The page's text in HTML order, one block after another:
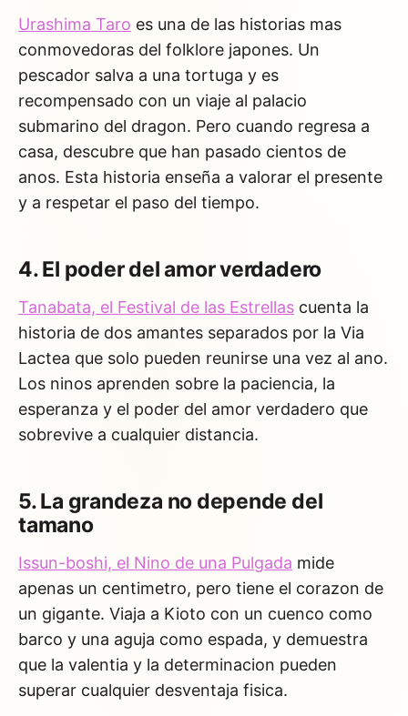
Urashima Taro es una de las historias mas
conmovedoras del folklore japones. Un
pescador salva a una tortuga y es
recompensado con un viaje al palacio
submarino del dragon. Pero cuando regresa a
casa, descubre que han pasado cientos de
anos. Esta historia enseña a valorar el presente
y a respetar el paso del tiempo.
4. El poder del amor verdadero
Tanabata, el Festival de las Estrellas cuenta la
historia de dos amantes separados por la Via
Lactea que solo pueden reunirse una vez al ano.
Los ninos aprenden sobre la paciencia, la
esperanza y el poder del amor verdadero que
sobrevive a cualquier distancia.
5. La grandeza no depende del
tamano
Issun-boshi, el Nino de una Pulgada mide
apenas un centimetro, pero tiene el corazon de
un gigante. Viaja a Kioto con un cuenco como
barco y una aguja como espada, y demuestra
que la valentia y la determinacion pueden
superar cualquier desventaja fisica.